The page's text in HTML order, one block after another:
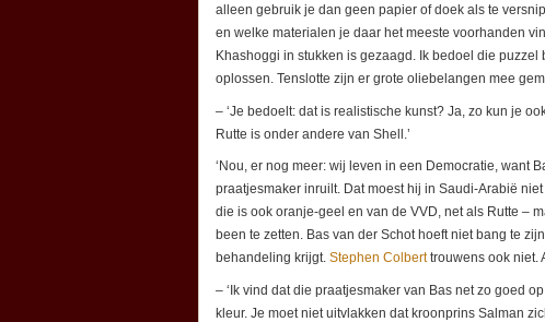
alleen gebruik je dan geen papier of doek als te
en welke materialen je daar het meeste voorhanden
Khashoggi in stukken is gezaagd. Ik bedoel die
oplossen. Tenslotte zijn er grote oliebelangen mee
– ‘Je bedoelt: dat is realistische kunst? Ja, zo kun je
Rutte is onder andere van Shell.’
‘Nou, er nog meer: wij leven in een Democratie, want
praatjesmaker inruilt. Dat moest hij in Saudi-Arabië
die is ook oranje-geel en van de VVD, net als Rutte –
been te zetten. Bas van der Schot hoeft niet bang te
behandeling krijgt. Stephen Colberttrouwens ook niet.
– ‘Ik vind dat die praatjesmaker van Bas net zo goed
kleur. Je moet niet uitvlakken dat kroonprins Salman